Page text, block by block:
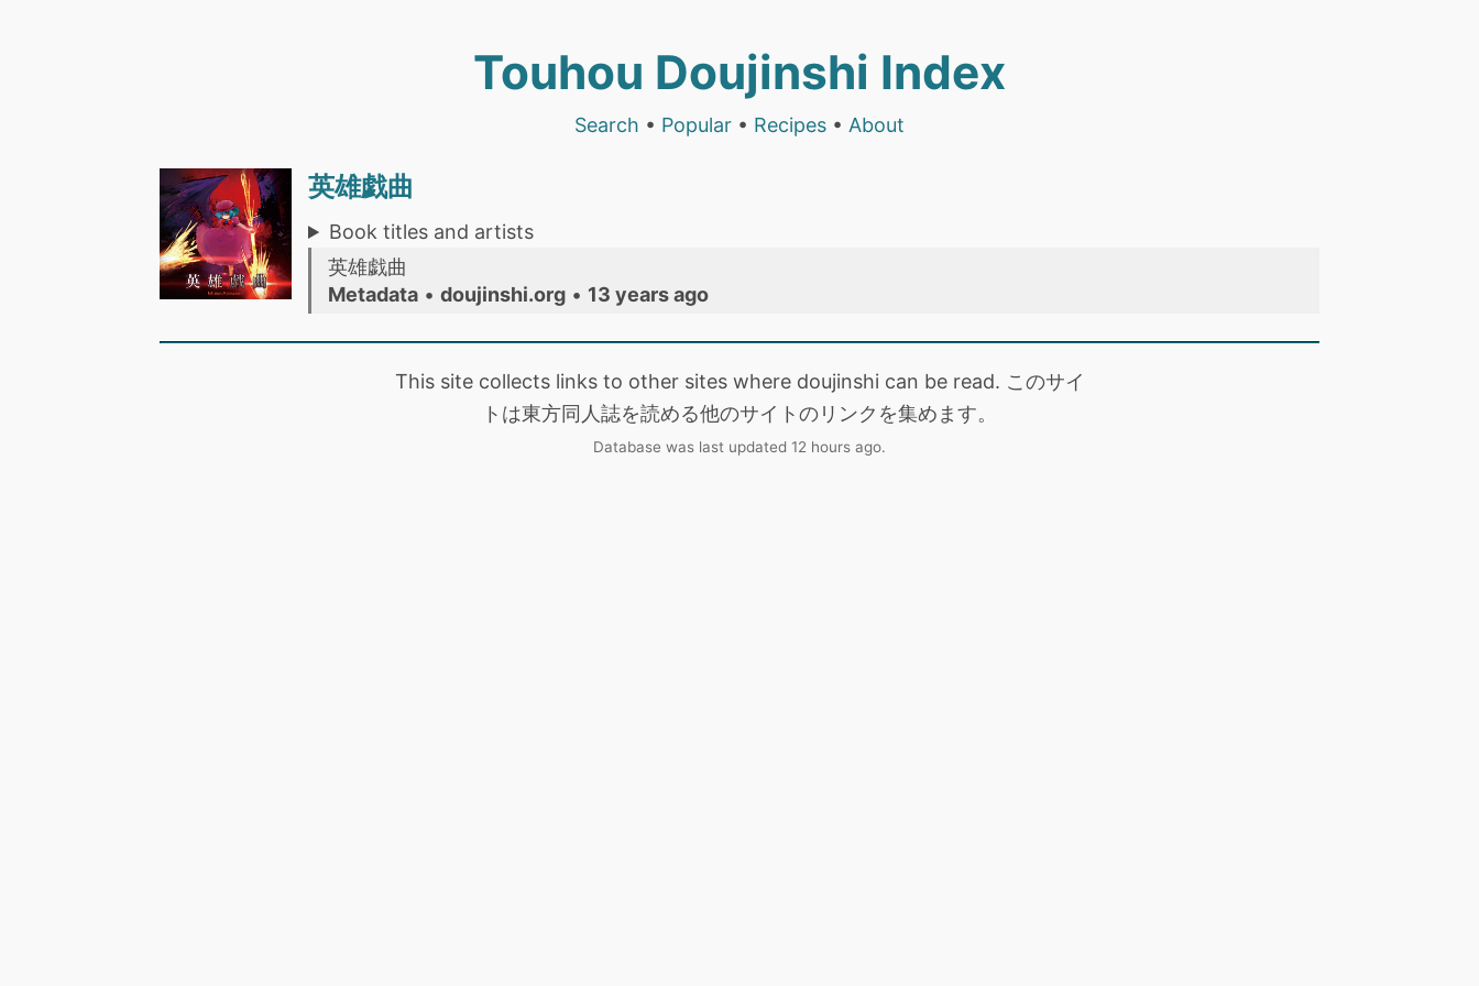
Touhou Doujinshi Index
Search • Popular • Recipes • About
英雄戯曲
Book titles and artists
英雄戯曲
Metadata • doujinshi.org • 13 years ago
This site collects links to other sites where doujinshi can be read. このサイ
トは東方同人誌を読める他のサイトのリンクを集めます。
Database was last updated 12 hours ago.